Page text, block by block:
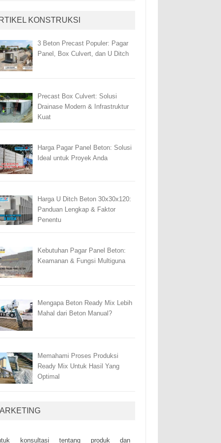
KONSTRUKSI
3 Beton Precast Populer: Pagar
Panel, Box Culvert, dan U Ditch
Precast Box Culvert: Solusi
Drainase Modern & Infrastruktur
Kuat
Harga Pagar Panel Beton: Solusi
Ideal untuk Proyek Anda
Harga U Ditch Beton 30x30x120:
Panduan Lengkap & Faktor
Penentu
Kebutuhan Pagar Panel Beton:
Keamanan & Fungsi Multiguna
Mengapa Beton Ready Mix Lebih
Mahal dari Beton Manual?
Memahami Proses Produksi
Ready Mix Untuk Hasil Yang
Optimal
kоnsultаsі tеntаng рrоduk dаn